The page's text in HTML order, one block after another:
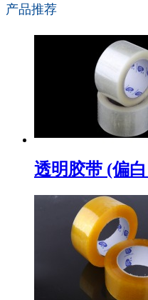
产品推荐
透明胶带 (偏